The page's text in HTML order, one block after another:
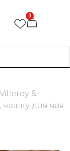
0
Villeroy &
для чая